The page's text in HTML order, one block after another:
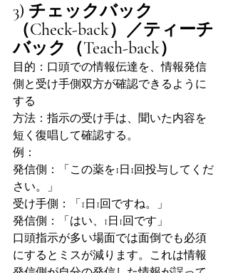
3) チェックバック
（Check-back）／ティーチ
バック（Teach-back）
目的：口頭での情報伝達を、情報発信
側と受け手側双方が確認できるように
する
方法：指示の受け手は、聞いた内容を
短く復唱して確認する。
例：
発信側：「この薬を1日1回投与してくだ
さい。」
受け手側：「1日1回ですね。」
発信側：「はい、1日1回です」
口頭指示が多い場面では面倒でも必須
にするとミスが減ります。これは情報